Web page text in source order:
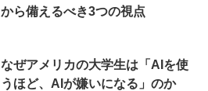
から備えるべき3つの視点
なぜアメリカの大学生は「AIを使
うほど、AIが嫌いになる」のか